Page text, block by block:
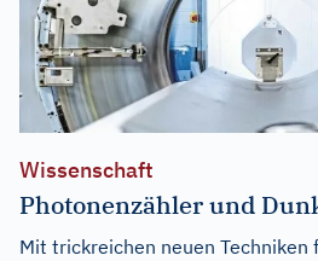
Wissenschaft
Photonenzähler und
Mit trickreichen neuen Techniken